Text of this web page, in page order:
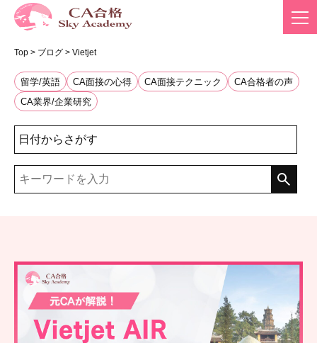
Top > ブログ > Vietjet
留学/英語 CA面接の心得 CA面接テクニック
CA合格者の声
CA業界/企業研究
日付からさがす